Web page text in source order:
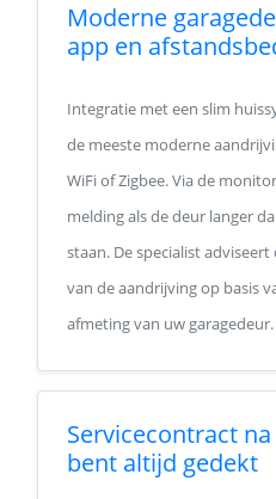
Moderne
app en
Integratie met een slim
de meeste moderne
WiFi of Zigbee. Via de
melding als de deur langer
staan. De specialist
van de aandrijving op basis
afmeting van uw garagedeur.
Servicecontract
bent altijd gedekt